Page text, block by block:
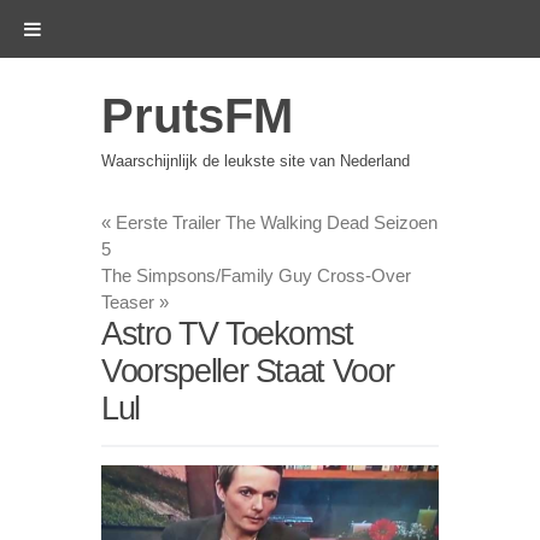
PrutsFM
Waarschijnlijk de leukste site van Nederland
« Eerste Trailer The Walking Dead Seizoen
5
The Simpsons/Family Guy Cross-Over
Teaser »
Astro TV Toekomst
Voorspeller Staat Voor
Lul